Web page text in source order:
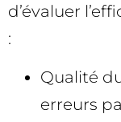
d’évaluer
:
Qualité
erreurs